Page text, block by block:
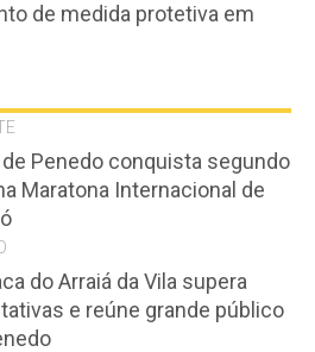
de medida protetiva em
Penedo conquista segundo
Maratona Internacional de
do Arraiá da Vila supera
e reúne grande público